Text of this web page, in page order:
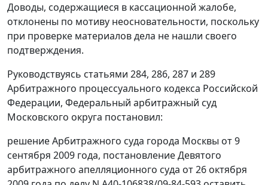
Доводы, содержащиеся в кассационной жалобе,
отклонены по мотиву неосновательности, поскольку
при проверке материалов дела не нашли своего
подтверждения.
Руководствуясь статьями 284, 286, 287 и 289
Арбитражного процессуального кодекса Российской
Федерации, Федеральный арбитражный суд
Московского округа постановил:
решение Арбитражного суда города Москвы от 9
сентября 2009 года, постановление Девятого
арбитражного апелляционного суда от 26 октября